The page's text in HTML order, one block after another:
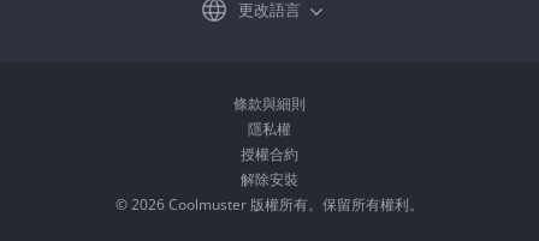
更改語言
條款與細則
隱私權
授權合約
解除安裝
© 2026 Coolmuster 版權所有。保留所有權利。